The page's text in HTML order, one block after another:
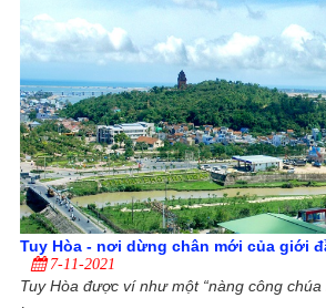
Tuy Hòa - nơi dừng chân mới của giới
7-11-2021
Tuy Hòa được ví như một “nàng công